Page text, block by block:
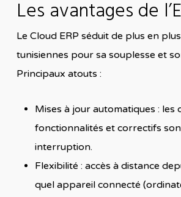
Les avantages de
Le Cloud ERP séduit de plus en
tunisiennes pour sa souplesse et
Principaux atouts :
Mises à jour automatiques : les
fonctionnalités et correctifs
interruption.
Flexibilité : accès à distance
quel appareil connecté